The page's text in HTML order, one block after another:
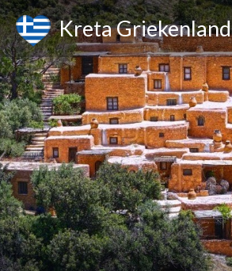
Kreta Griekenland